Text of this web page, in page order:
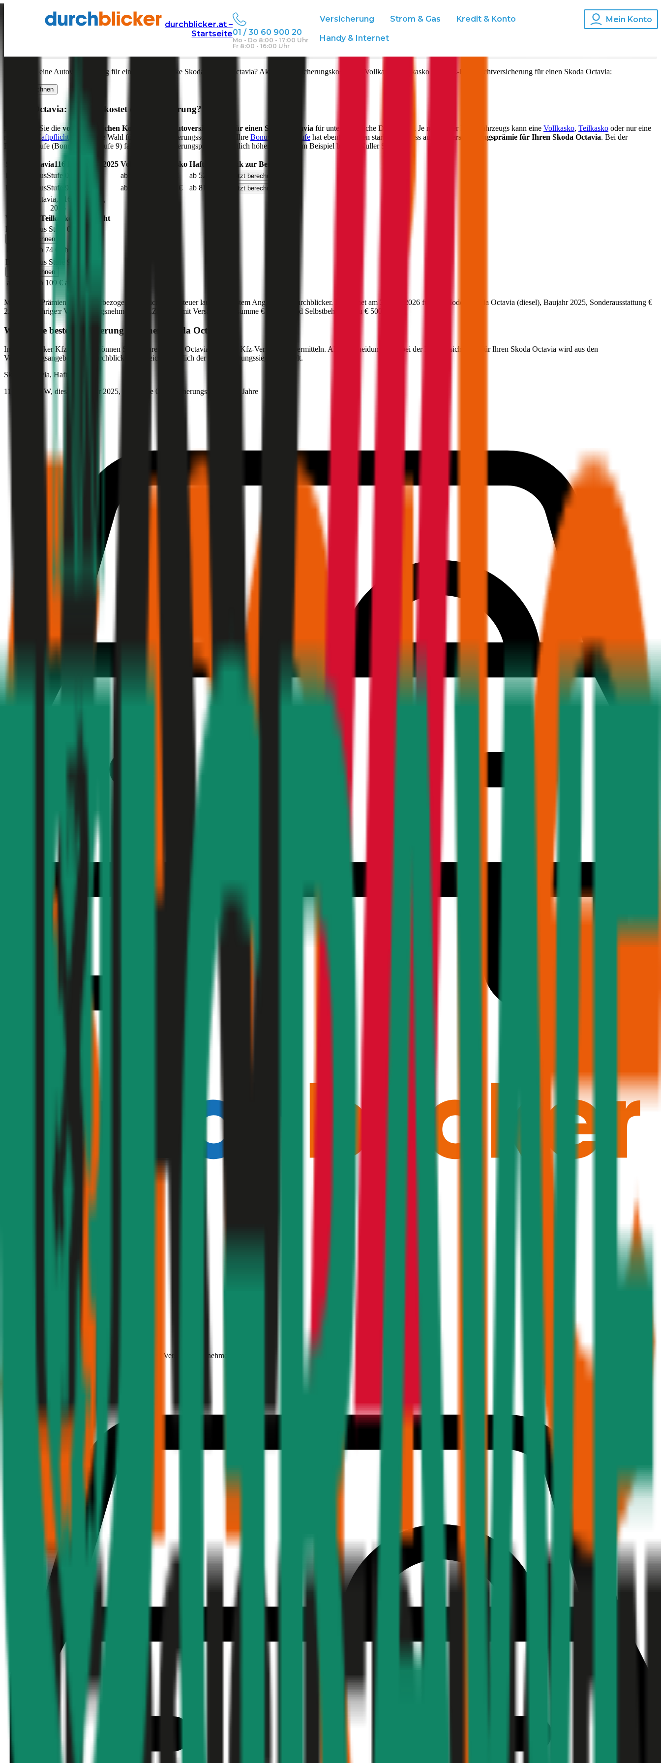
durchblicker.at –
Startseite01 / 30 60 900 20
Mo - Do 8:00 - 17:00 Uhr
Fr 8:00 - 16:00 Uhr
Versicherung Strom & Gas Kredit & Konto
Handy & Internet
Mein Konto
Autoversicherung Skoda
in Österreich
Was kostet eine Autoversicherung für ein Auto der Marke Skoda Octavia? Aktuelle Versicherungskosten für Vollkasko, Teilkasko und Kfz-Haftpflichtversicherung für einen Skoda Octavia:
Jetzt berechnen
Octavia: Wie viel kostet die Versicherung?
Hier sehen Sie die voraussichtlichen Kosten für die Autoversicherung für einen Skoda Octavia für unterschiedliche Deckungen. Je nach Alter Ihres Fahrzeugs kann eine Vollkasko, Teilkasko oder nur eine
Kfz-Haftpflicht die richtige Wahl für Ihren Versicherungsschutz sein. Ihre Bonus-Malus Stufe hat ebenfalls einen starken Einfluss auf die Versicherungsprämie für Ihren Skoda Octavia. Bei der
Einsteigerstufe (Bonus Malus Stufe 9) fallen die Versicherungsprämien deutlich höher aus als zum Beispiel bei der Nuller Stufe.
Skoda Octavia116 2025 Vollkasko Teilkasko Haftpflicht
Link zur Berechnung
Bonus MalusStufe ab 126 € ab 52 € Jetzt berechnen
Bonus MalusStufe 9 ab 185 € ab 109 € ab 81 € Jetzt berechnen
Octavia, 116
,
2025
Vollkasko
Teilkasko
Haftpflicht
Bonus Malus Stufe 0
Jetzt berechnen
ab 74 €
ab 52 €
Bonus Malus Stufe
Jetzt berechnen
ab 185 € ab 109 € ab 81 €
Monatliche Prämien inkl. motorbezogener Versicherungssteuer laut günstigstem Angebot auf durchblicker. Berechnet am 30. Juli 2026 für das Modell Skoda Octavia (diesel), Baujahr 2025, Sonderausstattung €
2.000
30-jährige:rVersicherungsnehmer:in (PLZ: ) mit Versicherungssumme € 20 Mio und Selbstbehalt bis zu € 500
Was ist die beste Versicherung für einen Skoda Octavia
Im durchblicker Kfz-Rechner können Sie für Ihren Octavia die beste Kfz-Versicherung ermitteln. Als Entscheidungshilfe bei der Kfz-Versicherung für Ihren Skoda Octavia wird aus den
Versicherungsangeboten im durchblicker Vergleich zusätzlich der Preis-Leistungssieger ermittelt.
Skoda
Octavia, Haftpflicht
116 PS/85 KW, diesel, Baujahr 2025, BM-Stufe 0 , Versicherungsnehmer 30 Jahre
, Versicherungsnehmer 30 Jahre